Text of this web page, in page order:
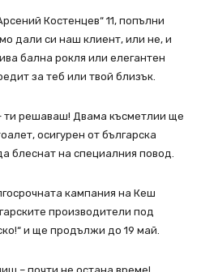
Костенцев“ 11, попълни
дали си наш клиент, или не, и
бална рокля или елегантен
за теб или твой близък.
ти решаваш! Двама късметлии ще
осигурен от българска
блеснат на специалния повод.
кампания на Кеш
производители под
и ще продължи до 19 май.